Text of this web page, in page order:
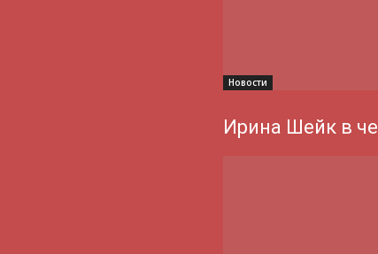
Новости
Ирина Шейк в